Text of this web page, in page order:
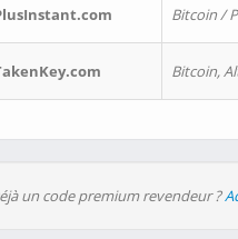
Bitcoin /
Bitcoin,
un code premium revendeur ?